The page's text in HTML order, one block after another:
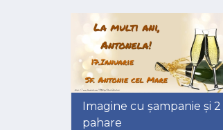
Imagine cu șampanie și 2
pahare